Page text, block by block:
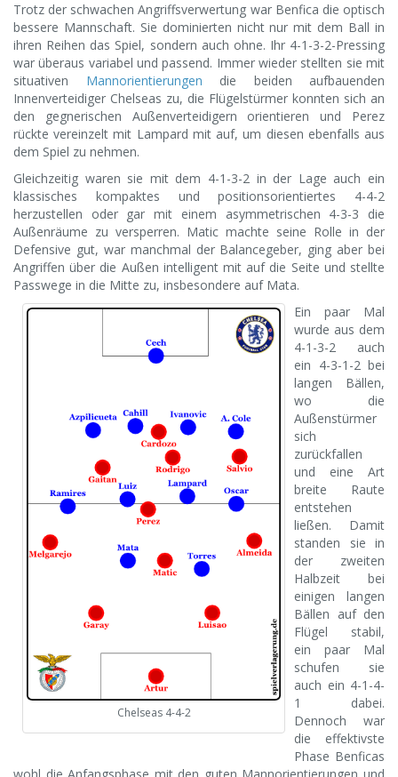
Trotz der schwachen Angriffsverwertung war Benfica die optisch
bessere Mannschaft. Sie dominierten nicht nur mit dem Ball in
ihren Reihen das Spiel, sondern auch ohne. Ihr 4-1-3-2-Pressing
war überaus variabel und passend. Immer wieder stellten sie mit
situativen Mannorientierungen die beiden aufbauenden
Innenverteidiger Chelseas zu, die Flügelstürmer konnten sich an
den gegnerischen Außenverteidigern orientieren und Perez
rückte vereinzelt mit Lampard mit auf, um diesen ebenfalls aus
dem Spiel zu nehmen.
Gleichzeitig waren sie mit dem 4-1-3-2 in der Lage auch ein
klassisches kompaktes und positionsorientiertes 4-4-2
herzustellen oder gar mit einem asymmetrischen 4-3-3 die
Außenräume zu versperren. Matic machte seine Rolle in der
Defensive gut, war manchmal der Balancegeber, ging aber bei
Angriffen über die Außen intelligent mit auf die Seite und stellte
Passwege in die Mitte zu, insbesondere auf Mata.
Chelseas 4-4-2
Ein paar Mal
wurde aus dem
4-1-3-2 auch
ein 4-3-1-2 bei
langen Bällen,
wo die
Außenstürmer
sich
zurückfallen
und eine Art
breite Raute
entstehen
ließen. Damit
standen sie in
der zweiten
Halbzeit bei
einigen langen
Bällen auf den
Flügel stabil,
ein paar Mal
schufen sie
auch ein 4-1-4-
1 dabei.
Dennoch war
die effektivste
Phase Benficas